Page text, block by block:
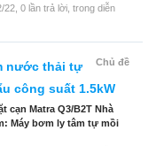
22 , 0 lần trả lời, trong diễn
Chủ đề
nước thải tự
công suất 1.5kW
cạn Matra Q3/B2T Nhà
Máy bơm ly tâm tự mồi